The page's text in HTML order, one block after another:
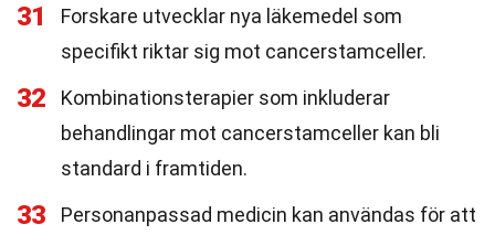
31
Forskare utvecklar nya läkemedel som
specifikt riktar sig mot cancerstamceller.
32
Kombinationsterapier som inkluderar
behandlingar mot cancerstamceller kan bli
standard i framtiden.
33
Personanpassad medicin kan användas för att